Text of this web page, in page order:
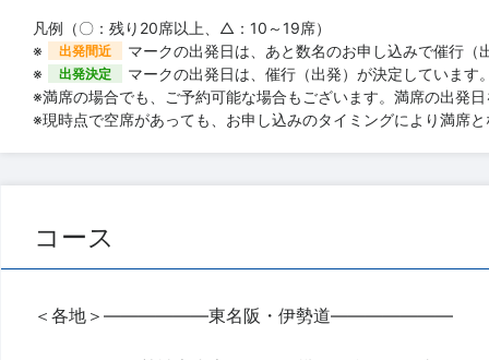
凡例（〇：残り20席以上、△：10～19席）
※
出発間近
マークの出発日は、あと数名のお申し込みで催行（
※
出発決定
マークの出発日は、催行（出発）が決定しています
※満席の場合でも、ご予約可能な場合もございます。満席の出発
※現時点で空席があっても、お申し込みのタイミングにより満席
コース
＜各地＞――――――東名阪・伊勢道―――――――